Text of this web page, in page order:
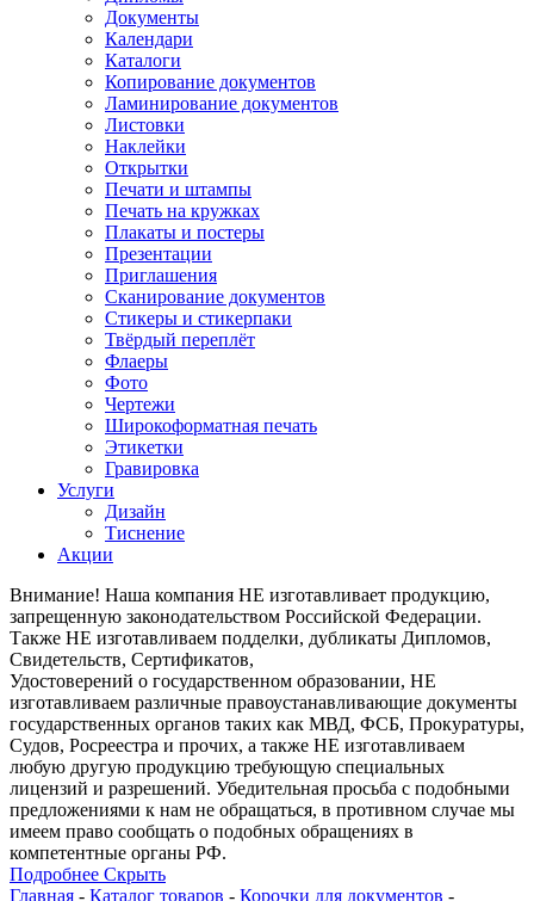
Документы
Календари
Каталоги
Копирование документов
Ламинирование документов
Листовки
Наклейки
Открытки
Печати и штампы
Печать на кружках
Плакаты и постеры
Презентации
Приглашения
Сканирование документов
Стикеры и стикерпаки
Твёрдый переплёт
Флаеры
Фото
Чертежи
Широкоформатная печать
Этикетки
Гравировка
Услуги
Дизайн
Тиснение
Акции
Внимание! Наша компания НЕ изготавливает продукцию,
запрещенную законодательством Российской Федерации.
Также НЕ изготавливаем подделки, дубликаты Дипломов,
Свидетельств, Сертификатов,
Удостоверений о государственном образовании, НЕ
изготавливаем различные правоустанавливающие документы
государственных органов таких как МВД, ФСБ, Прокуратуры,
Судов, Росреестра и прочих, а также НЕ изготавливаем
любую другую продукцию требующую специальных
лицензий и разрешений. Убедительная просьба с подобными
предложениями к нам не обращаться, в противном случае мы
имеем право сообщать о подобных обращениях в
компетентные органы РФ.
Подробнее Скрыть
Главная - Каталог товаров - Корочки для документов -